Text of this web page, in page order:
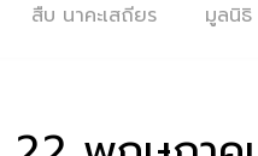
สืบ นาคะเสถียร มูลนิธิ